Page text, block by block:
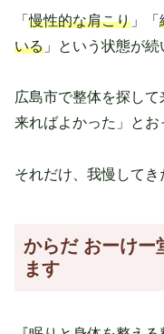
「慢性的な肩こり 」「
いる 」という状態が続
広島市で整体を探し
来ればよかった」とお
それだけ、我慢してき
からだ おーけー
ます